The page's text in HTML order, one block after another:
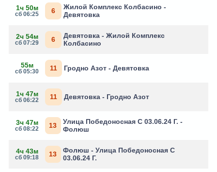
1ч 50м
сб 06:25 6
Жилой Комплекс Колбасино -
Девятовка
2ч 54м
сб 07:29 6
Девятовка - Жилой Комплекс
Колбасино
55м
сб 05:30 11 Гродно Азот - Девятовка
1ч 47м
сб 06:22 11 Девятовка - Гродно Азот
3ч 47м
сб 08:22 13
Улица Победоносная С 03.06.24 Г. -
Фолюш
4ч 43м
сб 09:18 13
Фолюш - Улица Победоносная С
03.06.24 Г.